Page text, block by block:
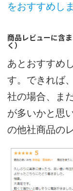
をおすすめし
商品レビューに含
く）
あとおすすめ
す。できれば
社の場合、ま
が多いかと思
の他社商品の